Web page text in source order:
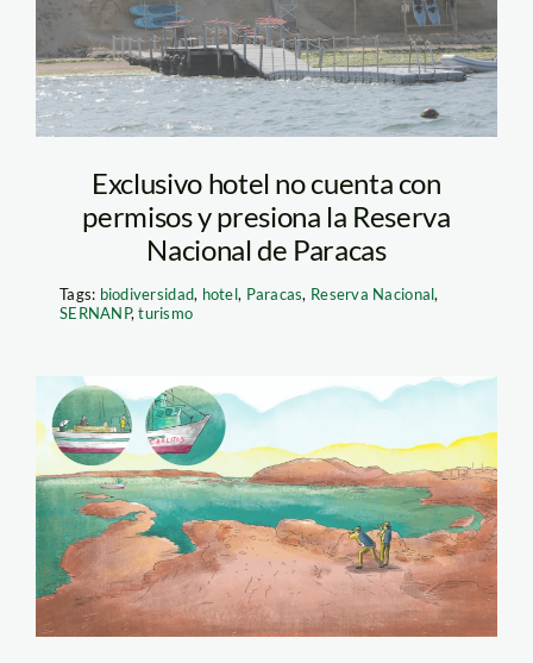
Exclusivo hotel no cuenta con
permisos y presiona la Reserva
Nacional de Paracas
Tags: biodiversidad, hotel, Paracas, Reserva Nacional,
SERNANP,turismo
Embarcación Carlitos
pesca con
explosivos_Ilustración
Daniel Maguiña